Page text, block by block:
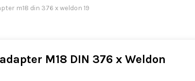
m18 din 376 x weldon 19
M18 DIN 376 x Weldon